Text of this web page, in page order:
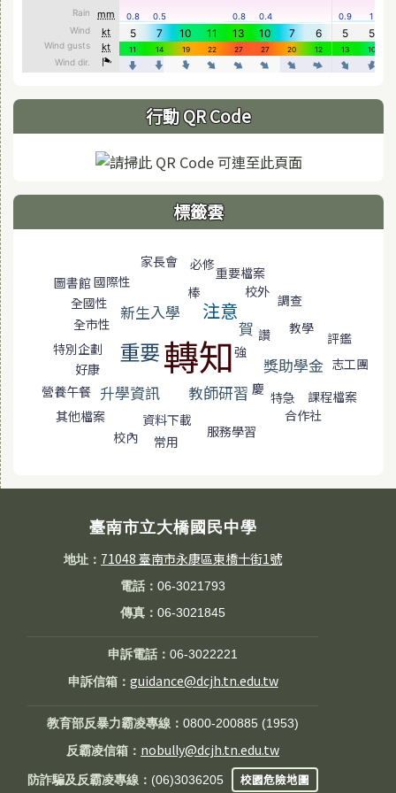
行動 QR Code
標籤雲
家長會
國際性
必修
圖書館
重要檔案
全國性
棒
新生入學 注意
校外
調查
全市性
教學
重要轉知
賀
特別企劃
讚
好康
強
評鑑
獎助學金 志工團
營養午餐 升學資訊 教師研習 慶
特急
課程檔案
其他檔案
校內
資料下載
常用
服務學習
合作社
臺南市立大橋國民中學
地址： 71048 臺南市永康區東橋十街1號
電話：06-3021793
傳真：06-3021845
申訴電話：06-3022221
申訴信箱： guidance@dcjh.tn.edu.tw
教育部反暴力霸凌專線：0800-200885 (1953)
反霸凌信箱： nobully@dcjh.tn.edu.tw
防詐騙及反霸凌專線： (06)3036205 校園危險地圖